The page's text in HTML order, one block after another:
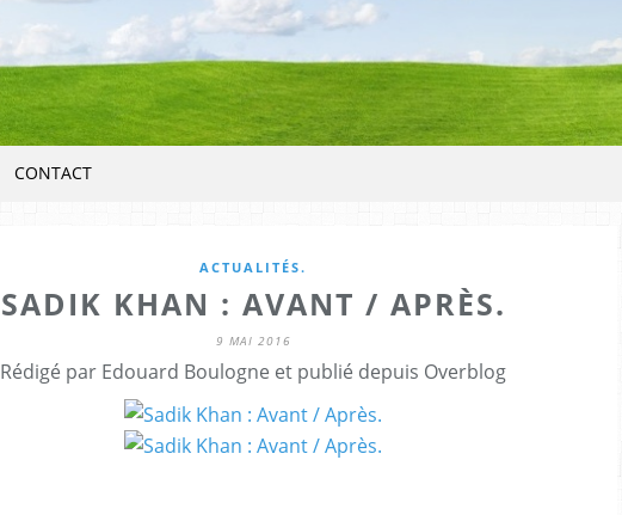
CONTACT
ACTUALITÉS.
SADIK KHAN : AVANT / APRÈS.
9 MAI 2016
Rédigé par Edouard Boulogne et publié depuis Overblog